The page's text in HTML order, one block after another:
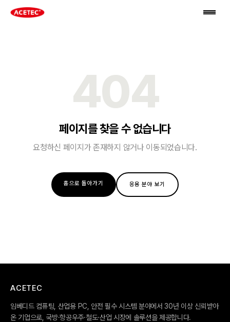
404
페이지를 찾을 수 없습니다
요청하신 페이지가 존재하지 않거나 이동되었습니다.
홈으로 돌아가기 응용 분야 보기
ACETEC
임베디드 컴퓨팅, 산업용 PC, 안전 필수 시스템 분야에서 30년 이상 신뢰받아
온 기업으로, 국방·항공우주·철도·산업 시장에 솔루션을 제공합니다.